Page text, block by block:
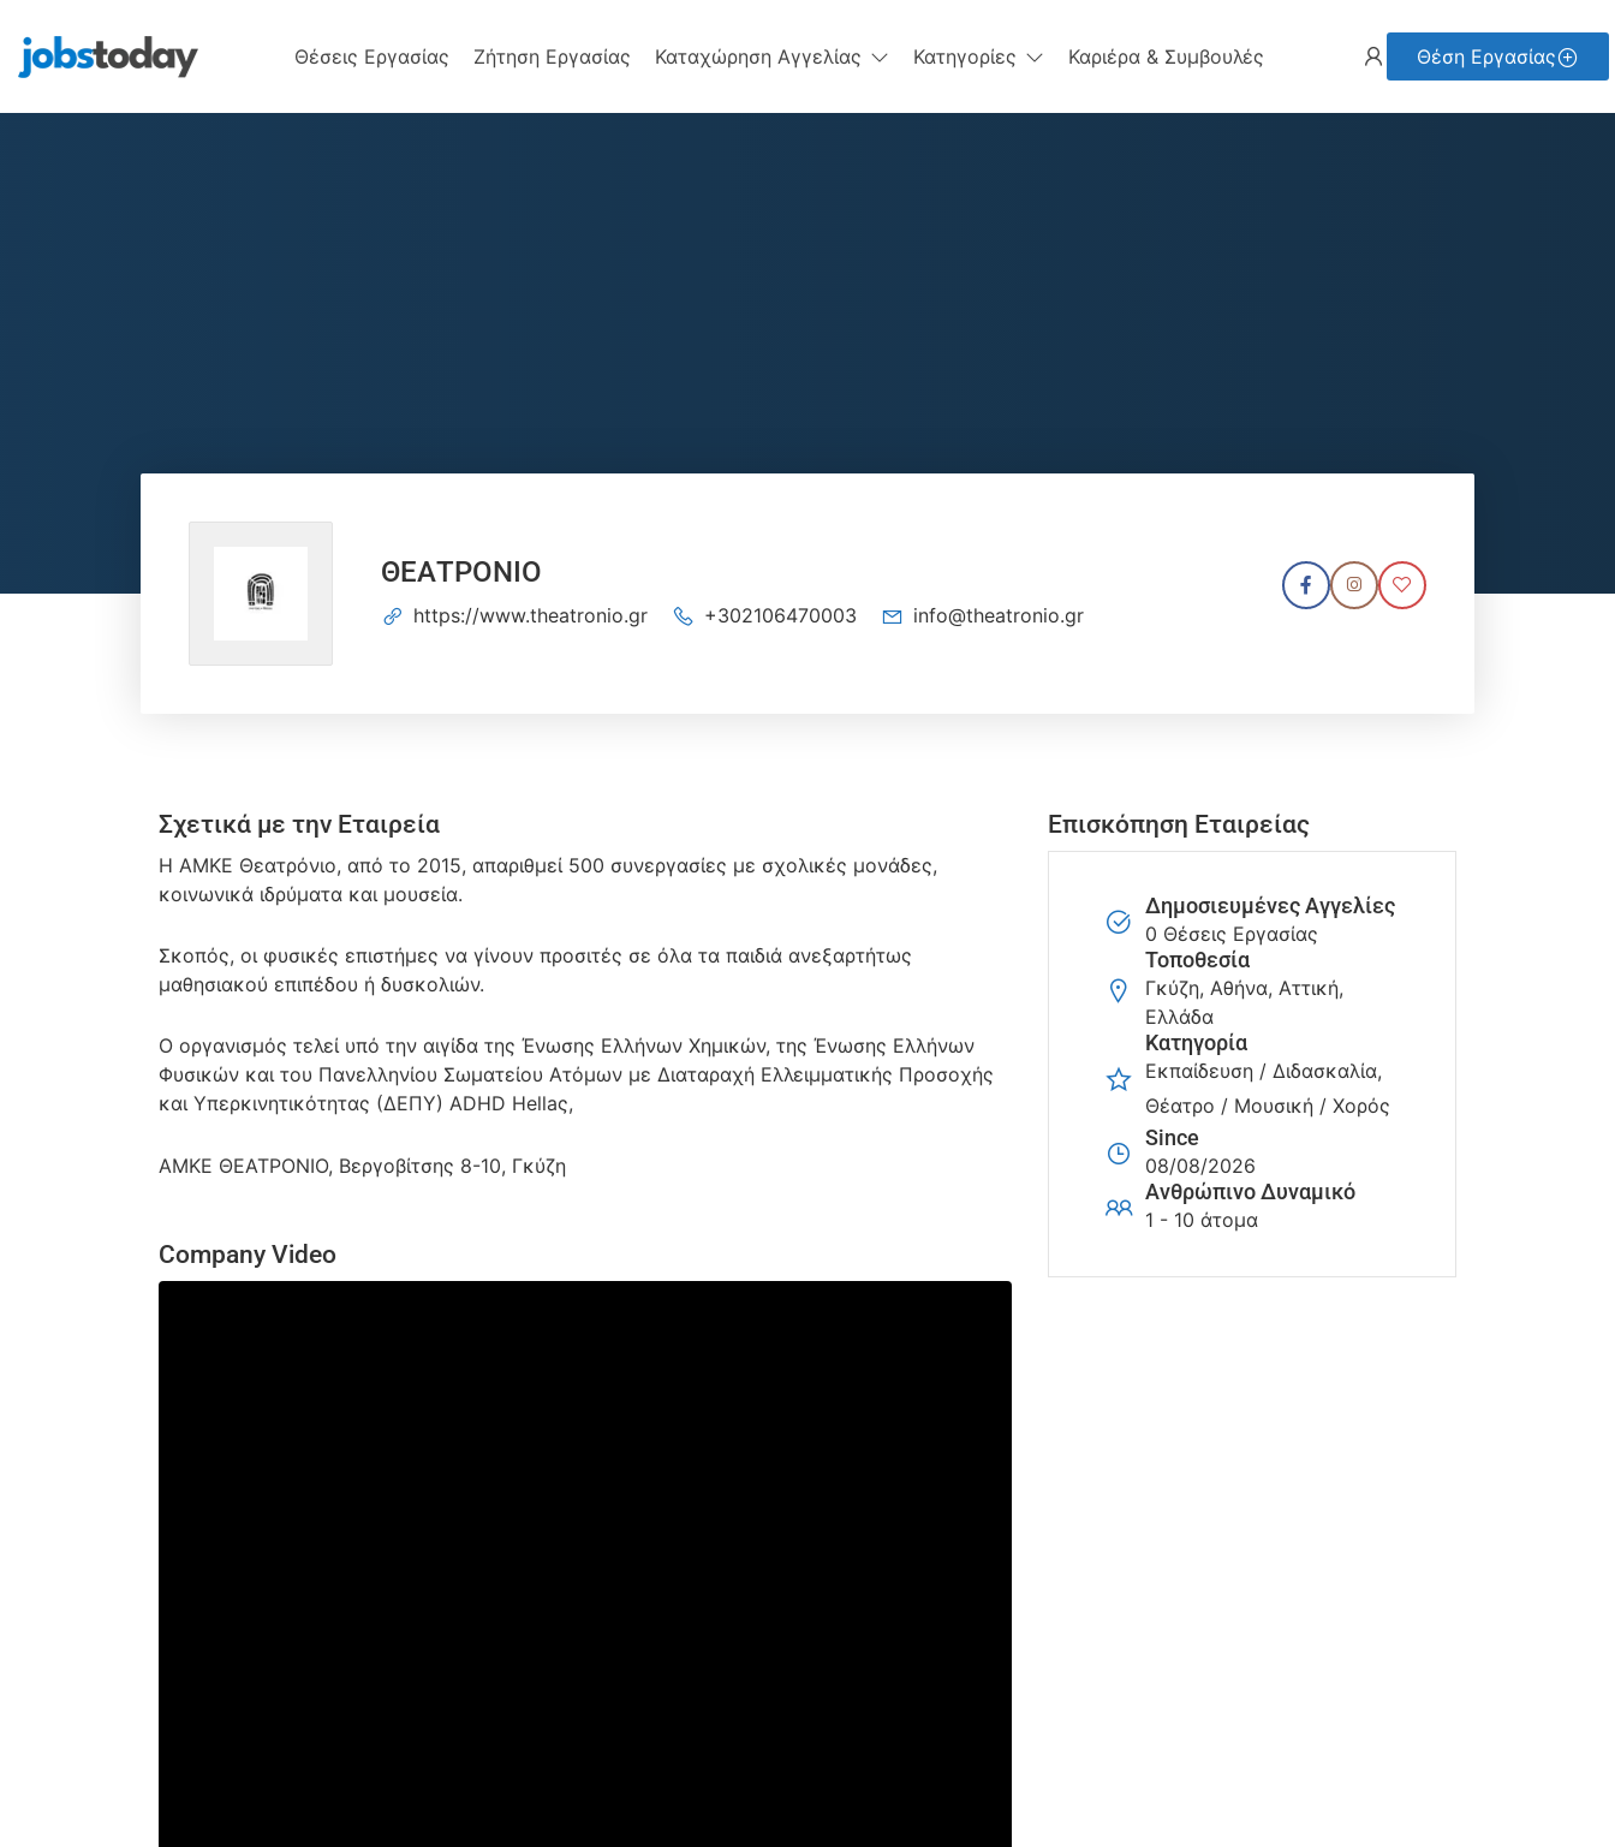
Θέσεις Εργασίας Ζήτηση Εργασίας Καταχώρηση Αγγελίας Κατηγορίες Καριέρα & Συμβουλές Θέση Εργασίας
ΘΕΑΤΡΟΝΙΟ
https://www.theatronio.gr +302106470003 info@theatronio.gr
Σχετικά με την Εταιρεία
Η AMKE Θεατρόνιο, από το 2015, απαριθμεί 500 συνεργασίες με σχολικές μονάδες,
κοινωνικά ιδρύματα και μουσεία.
Σκοπός, οι φυσικές επιστήμες να γίνουν προσιτές σε όλα τα παιδιά ανεξαρτήτως
μαθησιακού επιπέδου ή δυσκολιών.
Ο οργανισμός τελεί υπό την αιγίδα της Ένωσης Ελλήνων Χημικών, της Ένωσης Ελλήνων
Φυσικών και του Πανελληνίου Σωματείου Ατόμων με Διαταραχή Ελλειμματικής Προσοχής
και Υπερκινητικότητας (ΔΕΠΥ) ADHD Hellaς,
ΑΜΚΕ ΘΕΑΤΡΟΝΙΟ, Βεργοβίτσης 8-10, Γκύζη
Company Video
Επισκόπηση Εταιρείας
Δημοσιευμένες Αγγελίες
0 Θέσεις Εργασίας
Τοποθεσία
Γκύζη, Αθήνα, Αττική,
Ελλάδα
Κατηγορία
Εκπαίδευση / Διδασκαλία
Θέατρο / Μουσική / Χορός
Since
08/08/2026
Ανθρώπινο Δυναμικό
1 - 10 άτομα